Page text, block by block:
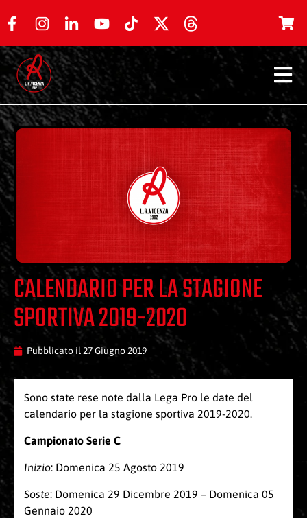
CALENDARIO PER LA STAGIONE
SPORTIVA 2019-2020
Pubblicato il 27 Giugno 2019
Sono state rese note dalla Lega Pro le date del
calendario per la stagione sportiva 2019-2020.
Campionato Serie C
Inizio: Domenica 25 Agosto 2019
Soste: Domenica 29 Dicembre 2019 – Domenica 05
Gennaio 2020